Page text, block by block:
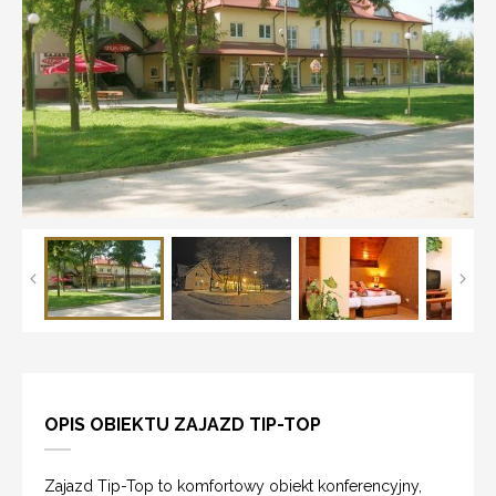
OPIS OBIEKTU ZAJAZD TIP-TOP
Zajazd Tip-Top to komfortowy obiekt konferencyjny,